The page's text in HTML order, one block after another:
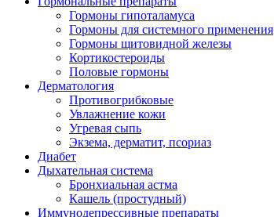
Гормоны гипоталамуса
Гормоны для системного применения
Гормоны щитовидной железы
Кортикостероиды
Половые гормоны
Дерматология
Противогрибковые
Увлажнение кожи
Угревая сыпь
Экзема, дерматит, псориаз
Диабет
Дыхательная система
Бронхиальная астма
Кашель (простудный)
Иммунодепрессивные препараты